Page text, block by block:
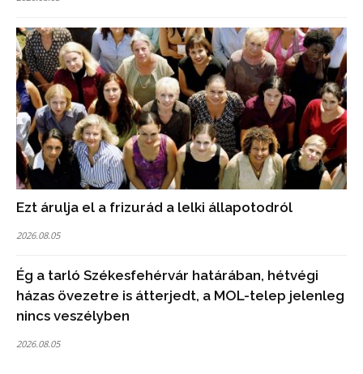
Ezt árulja el a frizurád a lelki állapotodról
2026.08.05
Ég a tarló Székesfehérvár határában, hétvégi
házas övezetre is átterjedt, a MOL-telep jelenleg
nincs veszélyben
2026.08.05